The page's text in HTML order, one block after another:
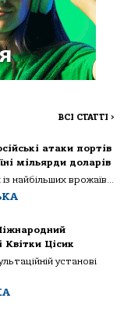
ВСІ СТАТТІ >
атаки портів
мільярди доларів
найбільших врожаїв...
Квітки Цісик
установі